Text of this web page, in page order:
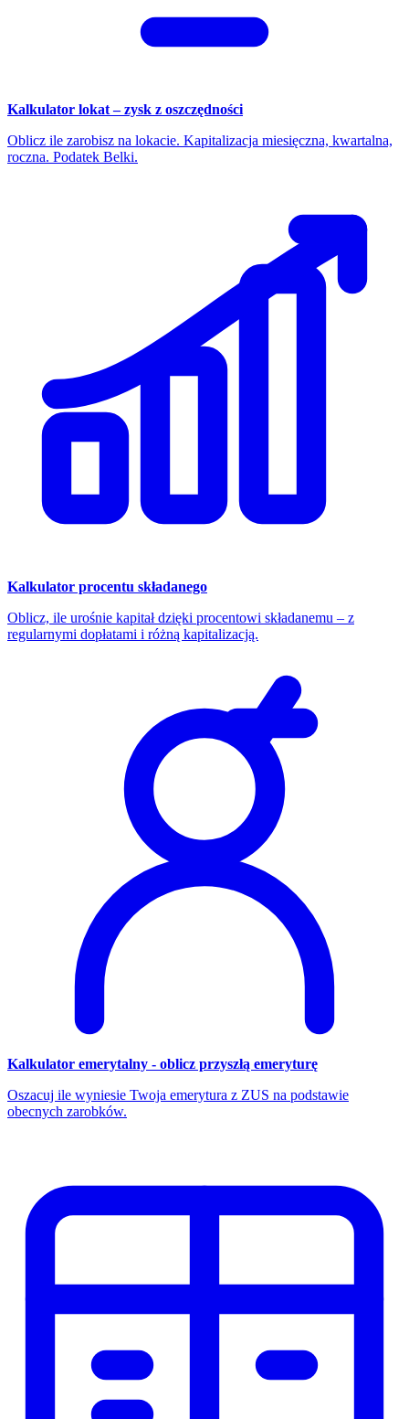
Kalkulator lokat – zysk z oszczędności
Oblicz ile zarobisz na lokacie. Kapitalizacja miesięczna, kwartalna,
roczna. Podatek Belki.
Kalkulator procentu składanego
Oblicz, ile urośnie kapitał dzięki procentowi składanemu – z
regularnymi dopłatami i różną kapitalizacją.
Kalkulator emerytalny - oblicz przyszłą emeryturę
Oszacuj ile wyniesie Twoja emerytura z ZUS na podstawie
obecnych zarobków.